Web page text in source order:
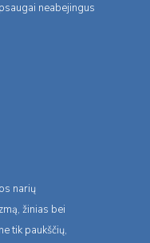
neabejingus
narių
žinias bei
tik paukščių,